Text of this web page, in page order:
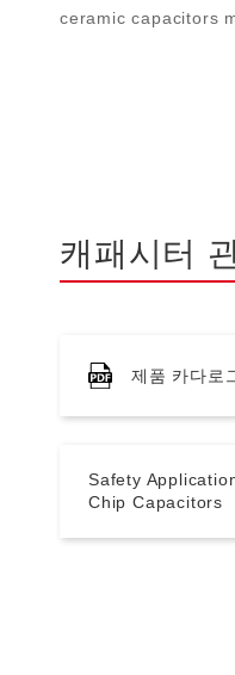
ceramic capacitors
캐패시터
제품 카다로
Safety
Chip Capacitors